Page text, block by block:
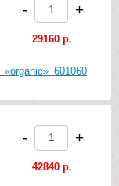
601060
- +
29160 р.
- +
42840 р.